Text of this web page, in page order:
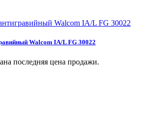
Walcom IA/L FG 30022
последняя цена продажи.